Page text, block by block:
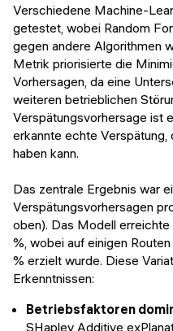
Verschiedene Machine-
getestet, wobei Random
gegen andere Algorithmen
Metrik priorisierte die
Vorhersagen, da eine
weiteren betrieblichen
Verspätungsvorhersage ist
erkannte echte
haben kann.
Das zentrale Ergebnis war
Verspätungsvorhersagen
oben). Das Modell
%, wobei auf einigen
% erzielt wurde. Diese
Erkenntnissen:
Betriebsfaktoren
SHapley Additive